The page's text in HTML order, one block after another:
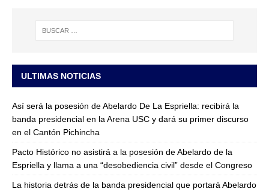
ULTIMAS NOTICIAS
Así será la posesión de Abelardo De La Espriella: recibirá la
banda presidencial en la Arena USC y dará su primer discurso
en el Cantón Pichincha
Pacto Histórico no asistirá a la posesión de Abelardo de la
Espriella y llama a una “desobediencia civil” desde el Congreso
La historia detrás de la banda presidencial que portará Abelardo